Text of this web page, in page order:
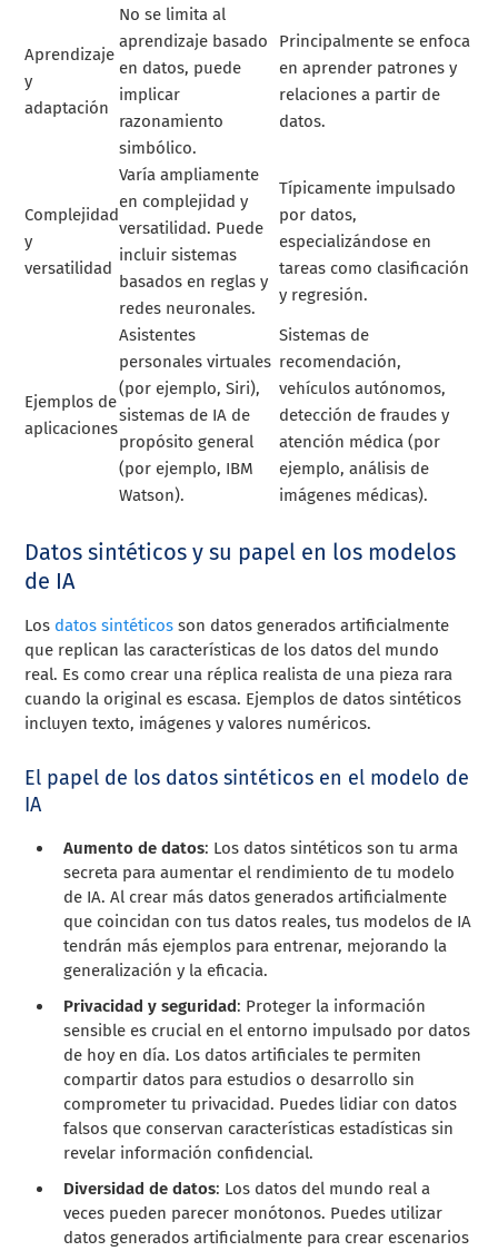
Aprendizaje
y
adaptación
No se limita al
aprendizaje basado
en datos, puede
implicar
razonamiento
simbólico.
Principalmente se enfoca
en aprender patrones y
relaciones a partir de
datos.
Complejidad
y
versatilidad
Varía ampliamente
en complejidad y
versatilidad. Puede
incluir sistemas
basados en reglas y
redes neuronales.
Típicamente impulsado
por datos,
especializándose en
tareas como clasificación
y regresión.
Ejemplos de
aplicaciones
Asistentes
personales virtuales
(por ejemplo, Siri),
sistemas de IA de
propósito general
(por ejemplo, IBM
Watson).
Sistemas de
recomendación,
vehículos autónomos,
detección de fraudes y
atención médica (por
ejemplo, análisis de
imágenes médicas).
Datos sintéticos y su papel en los modelos
de IA
Los datos sintéticos son datos generados artificialmente
que replican las características de los datos del mundo
real. Es como crear una réplica realista de una pieza rara
cuando la original es escasa. Ejemplos de datos sintéticos
incluyen texto, imágenes y valores numéricos.
El papel de los datos sintéticos en el modelo de
IA
Aumento de datos: Los datos sintéticos son tu arma
secreta para aumentar el rendimiento de tu modelo
de IA. Al crear más datos generados artificialmente
que coincidan con tus datos reales, tus modelos de IA
tendrán más ejemplos para entrenar, mejorando la
generalización y la eficacia.
Privacidad y seguridad: Proteger la información
sensible es crucial en el entorno impulsado por datos
de hoy en día. Los datos artificiales te permiten
compartir datos para estudios o desarrollo sin
comprometer tu privacidad. Puedes lidiar con datos
falsos que conservan características estadísticas sin
revelar información confidencial.
Diversidad de datos: Los datos del mundo real a
veces pueden parecer monótonos. Puedes utilizar
datos generados artificialmente para crear escenarios